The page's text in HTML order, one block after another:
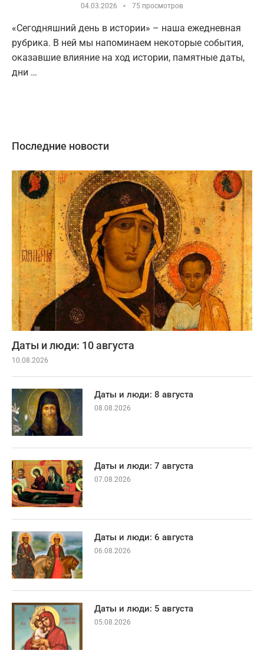
04.03.2026 75 просмотров
«Сегодняшний день в истории» – наша ежедневная
рубрика. В ней мы напоминаем некоторые события,
оказавшие влияние на ход истории, памятные даты,
дни …
Последние новости
Даты и люди: 10 августа
10.08.2026
Даты и люди: 8 августа
08.08.2026
Даты и люди: 7 августа
07.08.2026
Даты и люди: 6 августа
06.08.2026
Даты и люди: 5 августа
05.08.2026